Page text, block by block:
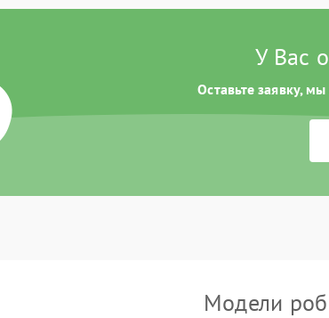
У Вас
Оставьте заявку,
Модели